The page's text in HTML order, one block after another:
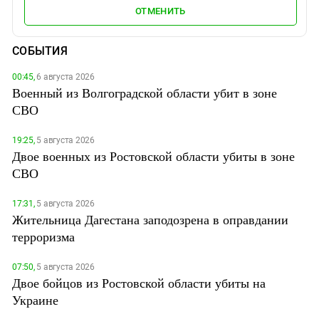
ОТМЕНИТЬ
СОБЫТИЯ
00:45,6 августа 2026
Военный из Волгоградской области убит в зоне
СВО
19:25,5 августа 2026
Двое военных из Ростовской области убиты в зоне
СВО
17:31,5 августа 2026
Жительница Дагестана заподозрена в оправдании
терроризма
07:50,5 августа 2026
Двое бойцов из Ростовской области убиты на
Украине